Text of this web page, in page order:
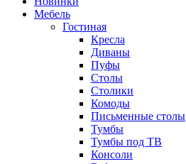
Мебель
Гостиная
Кресла
Диваны
Пуфы
Столы
Столики
Комоды
Письменные столы
Тумбы
Тумбы под ТВ
Консоли